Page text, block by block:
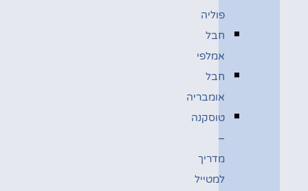
פוליה
חבל
אמלפי
חבל
אומבריה
טוסקנה
–
מדריך
למטייל